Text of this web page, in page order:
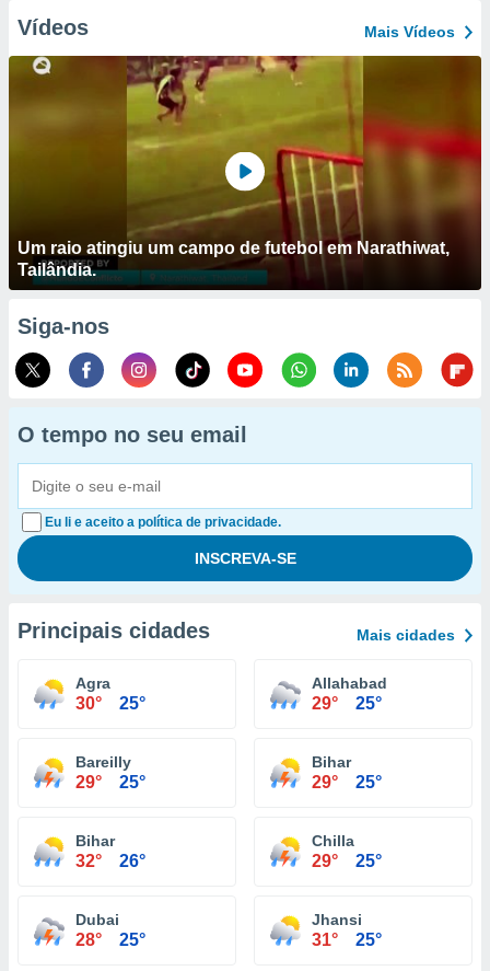
Vídeos Mais Vídeos
Um raio atingiu um campo de futebol em Narathiwat,
Tailândia.
Siga-nos
O tempo no seu email
Eu li e aceito a política de privacidade.
Principais cidades Mais cidades
Agra
30° 25°
Allahabad
29° 25°
Bareilly
29° 25°
Bihar
29° 25°
Bihar
32° 26°
Chilla
29° 25°
Dubai
28° 25°
Jhansi
31° 25°